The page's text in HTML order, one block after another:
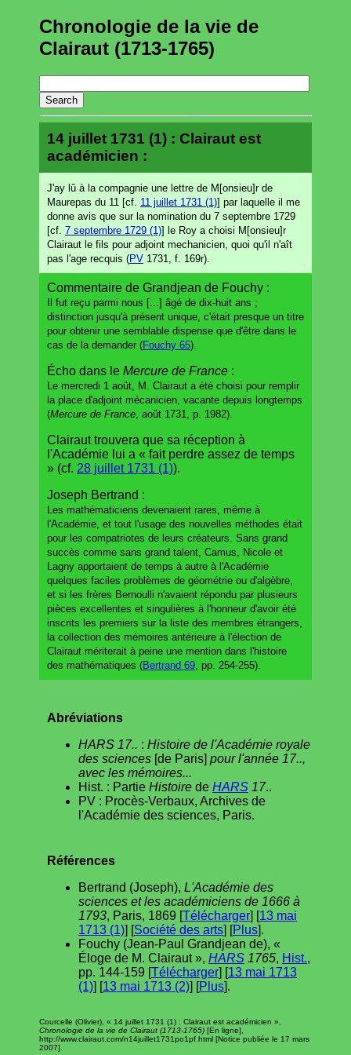
Chronologie de la vie de
Clairaut (1713-1765)
14 juillet 1731 (1) : Clairaut est
académicien :
J'ay lû à la compagnie une lettre de M[onsieu]r de
Maurepas du 11 [cf. 11 juillet 1731 (1)] par laquelle il me
donne avis que sur la nomination du 7 septembre 1729
[cf. 7 septembre 1729 (1)] le Roy a choisi M[onsieu]r
Clairaut le fils pour adjoint mechanicien, quoi qu'il n'aît
pas l'age recquis (PV 1731, f. 169r).
Commentaire de Grandjean de Fouchy :
Il fut reçu parmi nous [...] âgé de dix-huit ans ;
distinction jusqu'à présent unique, c'était presque un titre
pour obtenir une semblable dispense que d'être dans le
cas de la demander (Fouchy 65).
Écho dans le Mercure de France :
Le mercredi 1 août, M. Clairaut a été choisi pour remplir
la place d'adjoint mécanicien, vacante depuis longtemps
(Mercure de France , août 1731, p. 1982).
Clairaut trouvera que sa réception à
l'Académie lui a « fait perdre assez de temps
» (cf. 28 juillet 1731 (1)).
Joseph Bertrand :
Les mathématiciens devenaient rares, même à
l'Académie, et tout l'usage des nouvelles méthodes était
pour les compatriotes de leurs créateurs. Sans grand
succès comme sans grand talent, Camus, Nicole et
Lagny apportaient de temps à autre à l'Académie
quelques faciles problèmes de géométrie ou d'algèbre,
et si les frères Bernoulli n'avaient répondu par plusieurs
pièces excellentes et singulières à l'honneur d'avoir été
inscrits les premiers sur la liste des membres étrangers,
la collection des mémoires antérieure à l'élection de
Clairaut mériterait à peine une mention dans l'histoire
des mathématiques (Bertrand 69 , pp. 254-255).
Abréviations
HARS 17.. : Histoire de l'Académie royale
des sciences [de Paris] pour l'année 17..,
avec les mémoires...
Hist. : Partie Histoire de HARS 17..
PV : Procès-Verbaux, Archives de
l'Académie des sciences, Paris.
Références
Bertrand (Joseph), L'Académie des
sciences et les académiciens de 1666 à
1793, Paris, 1869 [Télécharger] [13 mai
1713 (1)] [Société des arts] [Plus].
Fouchy (Jean-Paul Grandjean de), «
Éloge de M. Clairaut », HARS 1765, Hist.,
pp. 144-159 [Télécharger] [13 mai 1713
(1)] [13 mai 1713 (2)] [Plus].
Courcelle (Olivier), « 14 juillet 1731 (1) : Clairaut est académicien »,
Chronologie de la vie de Clairaut (1713-1765) [En ligne],
http://www.clairaut.com/n14juillet1731po1pf.html [Notice publiée le 17 mars
2007].